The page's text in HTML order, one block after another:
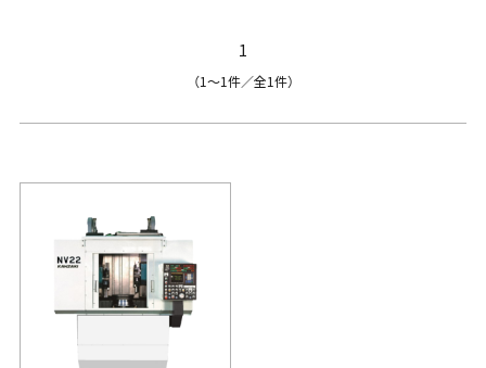
採用に関するお問い合わせ
1
（1〜1件／全1件）